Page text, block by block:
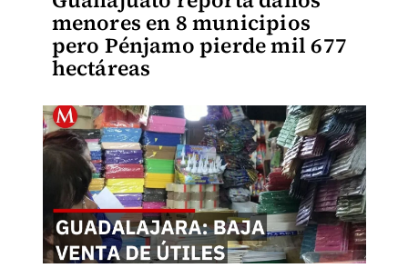
menores en 8 municipios
pero Pénjamo pierde mil 677
hectáreas